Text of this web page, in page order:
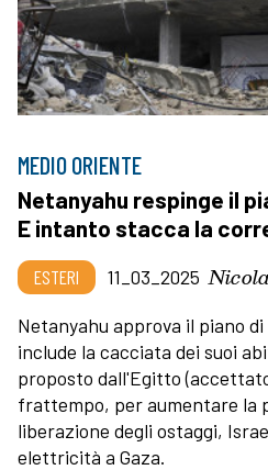
MEDIO ORIENTE
Netanyahu respinge il
E intanto stacca la
ESTERI 11_03_2025
Netanyahu approva il piano
include la cacciata dei suoi
proposto dall'Egitto
frattempo, per aumentare la
liberazione degli ostaggi,
elettricità a Gaza.